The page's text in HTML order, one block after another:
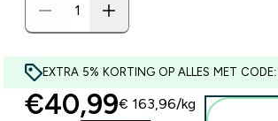
EXTRA 5% KORTING OP ALLES MET CODE:
discounted price
€40,99‎€ 163,96‎/kg